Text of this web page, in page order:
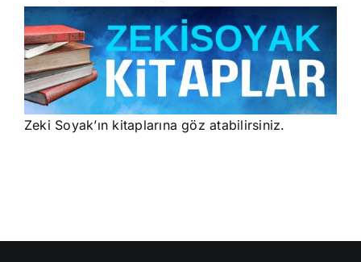
Zeki Soyak’ın kitaplarına göz atabilirsiniz.